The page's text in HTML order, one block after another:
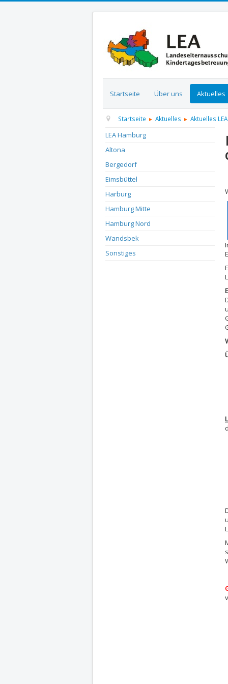
Startseite Über uns Aktuelles
Startseite Aktuelles Aktuelles LEA
LEA Hamburg
Altona
Bergedorf
Eimsbüttel
Harburg
Hamburg Mitte
Hamburg Nord
Wandsbek
Sonstiges